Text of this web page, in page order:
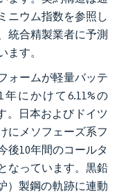
ニウム指数を参照し
統合精製業者に予測
す。
ォームが軽量バッテ
にかけて6.11%の
。日本およびドイツ
にメソフェーズ系フ
後10年間のコールタ
なっています。黒鉛
）製鋼の軌跡に連動